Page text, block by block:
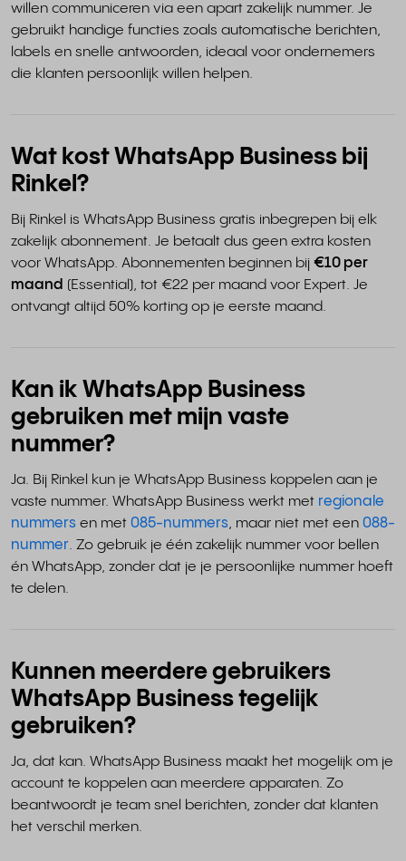
willen communiceren via een apart zakelijk nummer. Je
gebruikt handige functies zoals automatische berichten,
labels en snelle antwoorden, ideaal voor ondernemers
die klanten persoonlijk willen helpen.
Wat kost WhatsApp Business bij
Rinkel?
Bij Rinkel is WhatsApp Business gratis inbegrepen bij elk
zakelijk abonnement. Je betaalt dus geen extra kosten
voor WhatsApp. Abonnementen beginnen bij €10 per
maand (Essential), tot €22 per maand voor Expert. Je
ontvangt altijd 50% korting op je eerste maand.
Kan ik WhatsApp Business
gebruiken met mijn vaste
nummer?
Ja. Bij Rinkel kun je WhatsApp Business koppelen aan je
vaste nummer. WhatsApp Business werkt met regionale
nummers en met 085-nummers, maar niet met een 088-
nummer. Zo gebruik je één zakelijk nummer voor bellen
én WhatsApp, zonder dat je je persoonlijke nummer hoeft
te delen.
Kunnen meerdere gebruikers
WhatsApp Business tegelijk
gebruiken?
Ja, dat kan. WhatsApp Business maakt het mogelijk om je
account te koppelen aan meerdere apparaten. Zo
beantwoordt je team snel berichten, zonder dat klanten
het verschil merken.